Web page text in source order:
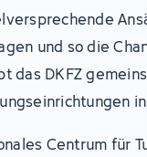
und so die
das DKFZ
Centrum für